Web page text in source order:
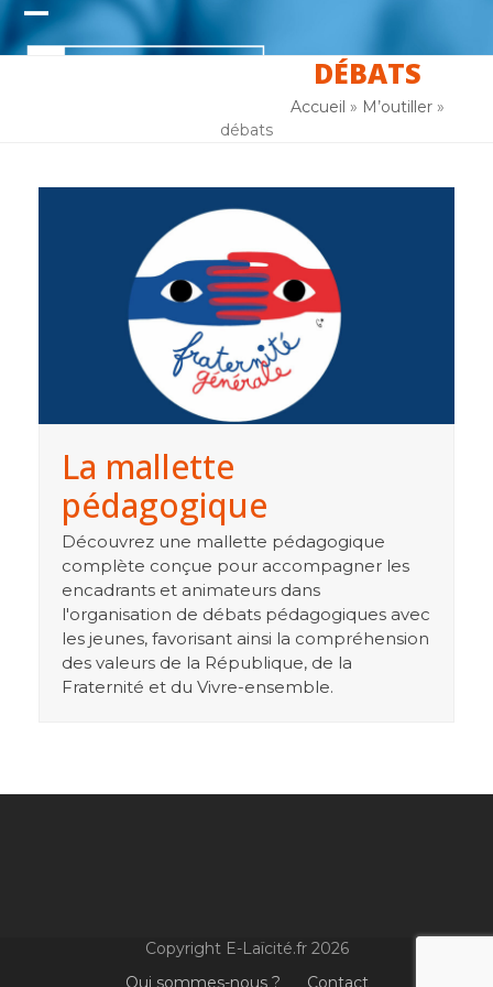
Skip
content
Open
Close
DÉBATS
Accueil » M’outiller »
débats
La mallette
pédagogique
Découvrez une mallette pédagogique
complète conçue pour accompagner les
encadrants et animateurs dans
l'organisation de débats pédagogiques avec
les jeunes, favorisant ainsi la compréhension
des valeurs de la République, de la
Fraternité et du Vivre-ensemble.
Copyright E-Laïcité.fr 2026
Qui sommes-nous ?
Contact